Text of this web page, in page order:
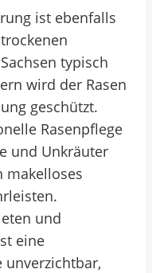
ist ebenfalls
typisch
wird der Rasen
geschützt.
Rasenpflege
und Unkräuter
makelloses
und
eine
unverzichtbar,